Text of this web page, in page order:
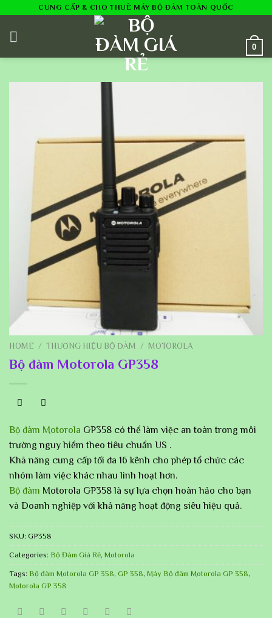
CUNG CẤP & CHO THUÊ MÁY BỘ ĐÀM TOÀN QUỐC
0
HOME / THƯƠNG HIỆU BỘ ĐÀM / MOTOROLA
Bộ đàm Motorola GP358
Bộ đàm Motorola GP358 có thể làm việc an toàn trong môi
trường nguy hiểm theo tiêu chuẩn US .
Khả năng cung cấp tối đa 16 kênh cho phép tổ chức các
nhóm làm việc khác nhau linh hoạt hơn.
Bộ đàm Motorola GP358 là sự lựa chọn hoàn hảo cho bạn
và Doanh nghiệp với khả năng hoạt động siêu hiệu quả.
SKU: GP358
Categories: Bộ Đàm Giá Rẻ, Motorola
Tags: Bộ đàm Motorola GP 358, GP 358, Máy Bộ đàm Motorola GP 358,
Motorola GP 358